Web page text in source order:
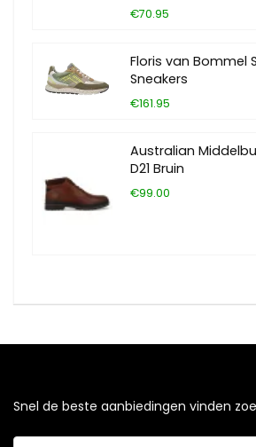
€70.95
Floris van Bommel
Sneakers
€161.95
Australian
D21 Bruin
€99.00
Snel de beste aanbiedingen vinden